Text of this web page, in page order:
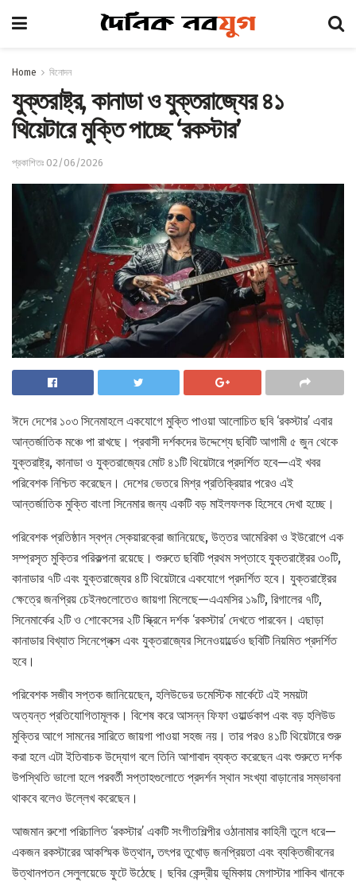
Home বিনোদন
যুক্তরাষ্ট্র, কানাডা ও যুক্তরাজ্যের ৪১
থিয়েটারে মুক্তি পাচ্ছে ‘রকস্টার’
প্রকাশিতঃ 02/06/2026
ঈদে দেশের ১০৩ সিনেমাহলে একযোগে মুক্তি পাওয়া আলোচিত ছবি ‘রকস্টার’ এবার
আন্তর্জাতিক মঞ্চে পা রাখছে। প্রবাসী দর্শকদের উদ্দেশ্যে ছবিটি আগামী ৫ জুন থেকে
যুক্তরাষ্ট্র, কানাডা ও যুক্তরাজ্যের মোট ৪১টি থিয়েটারে প্রদর্শিত হবে—এই খবর
পরিবেশক নিশ্চিত করেছেন। দেশের ভেতরে মিশ্র প্রতিক্রিয়ার পরেও এই
আন্তর্জাতিক মুক্তি বাংলা সিনেমার জন্য একটি বড় মাইলফলক হিসেবে দেখা হচ্ছে।
পরিবেশক প্রতিষ্ঠান স্বপ্ন স্কেয়ারক্রো জানিয়েছে, উত্তর আমেরিকা ও ইউরোপে এক
সম্প্রসৃত মুক্তির পরিকল্পনা রয়েছে। শুরুতে ছবিটি প্রথম সপ্তাহে যুক্তরাষ্ট্রের ৩০টি,
কানাডার ৭টি এবং যুক্তরাজ্যের ৪টি থিয়েটারে একযোগে প্রদর্শিত হবে। যুক্তরাষ্ট্রের
ক্ষেত্রে জনপ্রিয় চেইনগুলোতেও জায়গা মিলেছে—এএমসির ১৯টি, রিগালের ৭টি,
সিনেমার্কের ২টি ও শোকেসের ২টি স্ক্রিনে দর্শক ‘রকস্টার’ দেখতে পারবেন। এছাড়া
কানাডার বিখ্যাত সিনেপ্লেক্স এবং যুক্তরাজ্যের সিনেওয়ার্ল্ডেও ছবিটি নিয়মিত প্রদর্শিত
হবে।
পরিবেশক সজীব সপ্তক জানিয়েছেন, হলিউডের ডমেস্টিক মার্কেটে এই সময়টা
অত্যন্ত প্রতিযোগিতামূলক। বিশেষ করে আসন্ন ফিফা ওয়ার্ল্ডকাপ এবং বড় হলিউড
মুক্তির আগে সামনের সারিতে জায়গা পাওয়া সহজ নয়। তার পরও ৪১টি থিয়েটারে শুরু
করা হলে এটা ইতিবাচক উদ্যোগ বলে তিনি আশাবাদ ব্যক্ত করেছেন এবং শুরুতে দর্শক
উপস্থিতি ভালো হলে পরবর্তী সপ্তাহগুলোতে প্রদর্শন স্থান সংখ্যা বাড়ানোর সম্ভাবনা
থাকবে বলেও উল্লেখ করেছেন।
আজমান রুশো পরিচালিত ‘রকস্টার’ একটি সংগীতশিল্পীর ওঠানামার কাহিনী তুলে ধরে—
একজন রকস্টারের আকস্মিক উত্থান, তৎপর তুখোড় জনপ্রিয়তা এবং ব্যক্তিজীবনের
উত্থানপতন সেলুলয়েডে ফুটে উঠেছে। ছবির কেন্দ্রীয় ভূমিকায় মেগাস্টার শাকিব খানকে